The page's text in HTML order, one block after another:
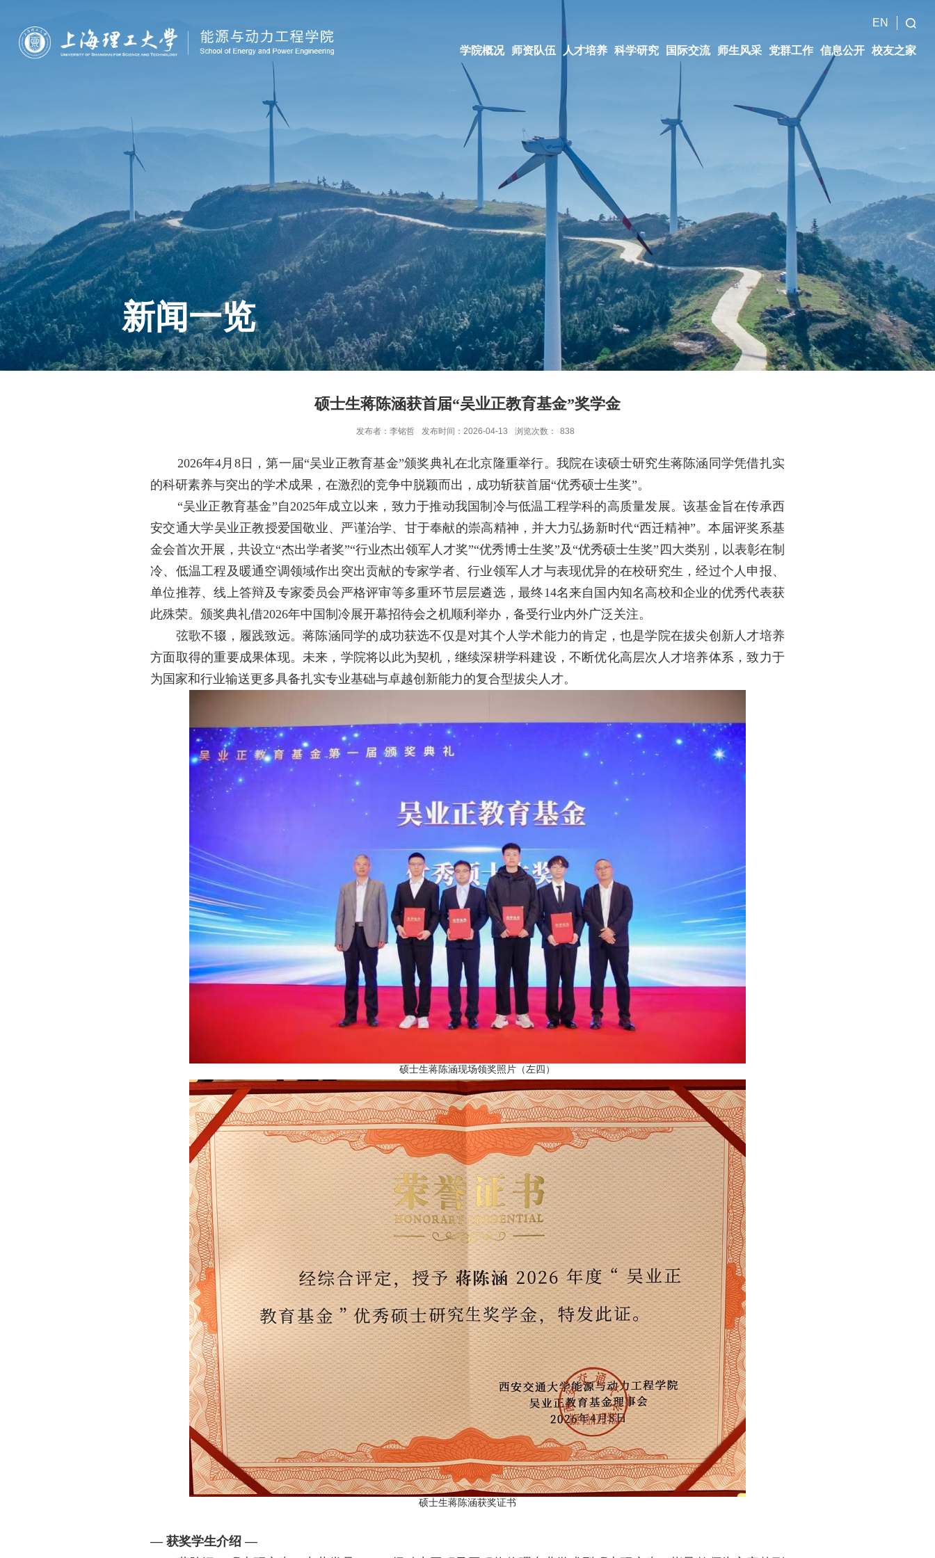
EN
学院概况 师资队伍 人才培养 科学研究 国际交流 师生风采 党群工作 信息公开 校友之家
新闻一览
硕士生蒋陈涵获首届“吴业正教育基金”奖学金
发布者：李铭哲 发布时间：2026-04-13 浏览次数： 838
2026年4月8日，第一届“吴业正教育基金”颁奖典礼在北京隆重举行。我院在读硕士研究生蒋陈涵同学凭借扎实
的科研素养与突出的学术成果，在激烈的竞争中脱颖而出，成功斩获首届“优秀硕士生奖”。
“吴业正教育基金”自2025年成立以来，致力于推动我国制冷与低温工程学科的高质量发展。该基金旨在传承西
安交通大学吴业正教授爱国敬业、严谨治学、甘于奉献的崇高精神，并大力弘扬新时代“西迁精神”。本届评奖系基
金会首次开展，共设立“杰出学者奖”“行业杰出领军人才奖”“优秀博士生奖”及“优秀硕士生奖”四大类别，以表彰在制
冷、低温工程及暖通空调领域作出突出贡献的专家学者、行业领军人才与表现优异的在校研究生，经过个人申报、
单位推荐、线上答辩及专家委员会严格评审等多重环节层层遴选，最终14名来自国内知名高校和企业的优秀代表获
此殊荣。颁奖典礼借2026年中国制冷展开幕招待会之机顺利举办，备受行业内外广泛关注。
弦歌不辍，履践致远。蒋陈涵同学的成功获选不仅是对其个人学术能力的肯定，也是学院在拔尖创新人才培养
方面取得的重要成果体现。未来，学院将以此为契机，继续深耕学科建设，不断优化高层次人才培养体系，致力于
为国家和行业输送更多具备扎实专业基础与卓越创新能力的复合型拔尖人才。
硕士生蒋陈涵现场领奖照片（左四）
硕士生蒋陈涵获奖证书
— 获奖学生介绍 —